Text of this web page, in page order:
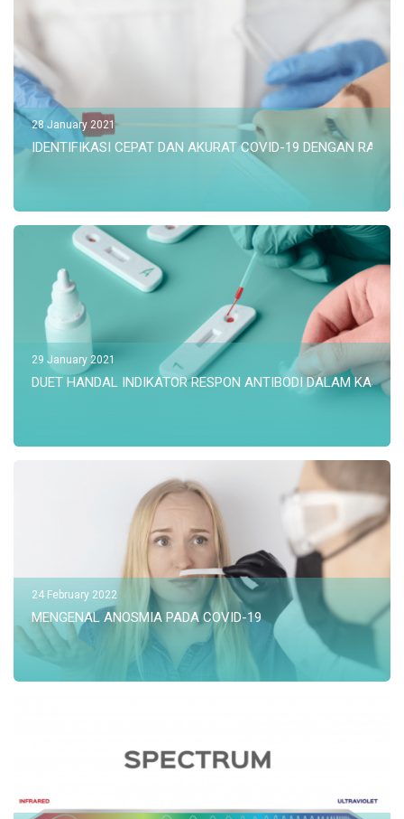
28 January 2021
IDENTIFIKASI CEPAT DAN AKURAT COVID-19 DENGAN RAPID
29 January 2021
DUET HANDAL INDIKATOR RESPON ANTIBODI DALAM KASUS
24 February 2022
MENGENAL ANOSMIA PADA COVID-19